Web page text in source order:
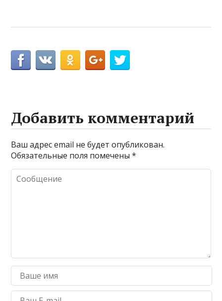
Добавить комментарий
Ваш адрес email не будет опубликован.
Обязательные поля помечены*